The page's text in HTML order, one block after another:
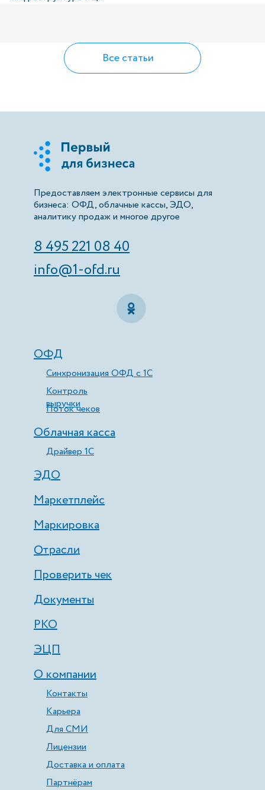
Все статьи
Предоставляем электронные сервисы для
бизнеса: ОФД, облачные кассы, ЭДО,
аналитику продаж и многое другое
8 495 221 08 40
info@1-ofd.ru
Драйвер 1С
Облачная касса
Синхронизация ОФД с 1С
Контроль
выручки
Поток чеков
ОФД
ЭДО
Маркетплейс
Маркировка
ЭЦП
РКО
Документы
Проверить чек
Отрасли
Партнёрам
Доставка и оплата
Лицензии
Для СМИ
Карьера
Контакты
О компании